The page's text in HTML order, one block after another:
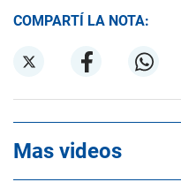
COMPARTÍ LA NOTA:
Mas videos